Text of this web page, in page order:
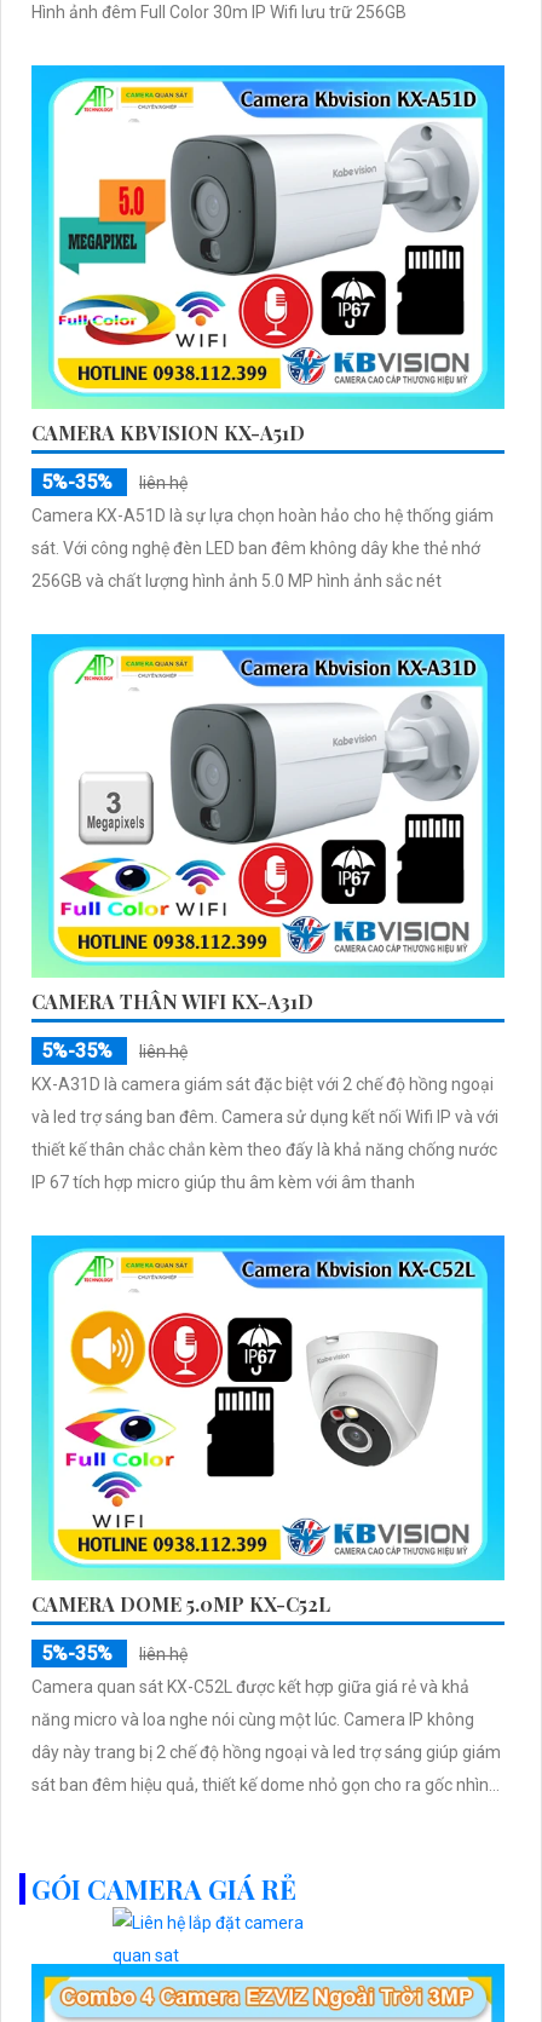
Hình ảnh đêm Full Color 30m IP Wifi lưu trữ 256GB
CAMERA KBVISION KX-A51D
5%-35%
liên hệ
Camera KX-A51D là sự lựa chọn hoàn hảo cho hệ thống giám
sát. Với công nghệ đèn LED ban đêm không dây khe thẻ nhớ
256GB và chất lượng hình ảnh 5.0 MP hình ảnh sắc nét
CAMERA THÂN WIFI KX-A31D
5%-35%
liên hệ
KX-A31D là camera giám sát đặc biệt với 2 chế độ hồng ngoại
và led trợ sáng ban đêm. Camera sử dụng kết nối Wifi IP và với
thiết kế thân chắc chắn kèm theo đấy là khả năng chống nước
IP 67 tích hợp micro giúp thu âm kèm với âm thanh
CAMERA DOME 5.0MP KX-C52L
5%-35%
liên hệ
Camera quan sát KX-C52L được kết hợp giữa giá rẻ và khả
năng micro và loa nghe nói cùng một lúc. Camera IP không
dây này trang bị 2 chế độ hồng ngoại và led trợ sáng giúp giám
sát ban đêm hiệu quả, thiết kế dome nhỏ gọn cho ra gốc nhìn
GÓI CAMERA GIÁ RẺ